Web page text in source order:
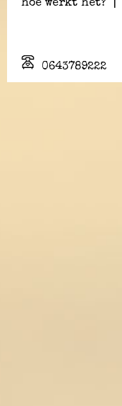
hoe werkt het?
0643789222